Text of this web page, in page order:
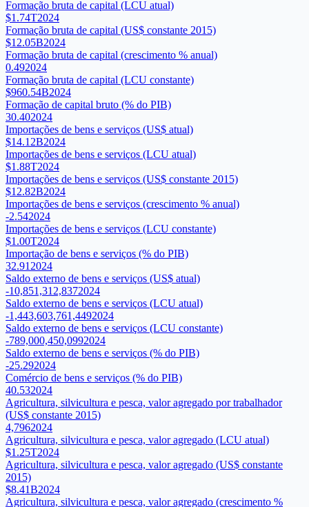
Formação bruta de capital (LCU atual)
$1.74T2024
Formação bruta de capital (US$ constante 2015)
$12.05B2024
Formação bruta de capital (crescimento % anual)
0.492024
Formação bruta de capital (LCU constante)
$960.54B2024
Formação de capital bruto (% do PIB)
30.402024
Importações de bens e serviços (US$ atual)
$14.12B2024
Importações de bens e serviços (LCU atual)
$1.88T2024
Importações de bens e serviços (US$ constante 2015)
$12.82B2024
Importações de bens e serviços (crescimento % anual)
-2.542024
Importações de bens e serviços (LCU constante)
$1.00T2024
Importação de bens e serviços (% do PIB)
32.91 2024
Saldo externo de bens e serviços (US$ atual)
-10,851,312,8372024
Saldo externo de bens e serviços (LCU atual)
-1,443,603,761,4492024
Saldo externo de bens e serviços (LCU constante)
-789,000,450,0992024
Saldo externo de bens e serviços (% do PIB)
-25.292024
Comércio de bens e serviços (% do PIB)
40.532024
Agricultura, silvicultura e pesca, valor agregado por trabalhador
(US$ constante 2015)
4,7962024
Agricultura, silvicultura e pesca, valor agregado (LCU atual)
$1.25T2024
Agricultura, silvicultura e pesca, valor agregado (US$ constante
2015)
$8.41B2024
Agricultura, silvicultura e pesca, valor agregado (crescimento %